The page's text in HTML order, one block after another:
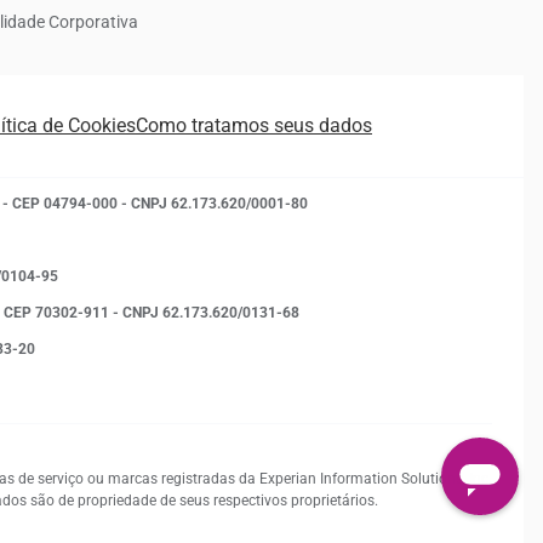
Corporativa
de CookiesComo tratamos seus dados
- CEP 04794-000 - CNPJ 62.173.620/0001-80
0104-95
CEP 70302-911 - CNPJ 62.173.620/0131-68
20
de serviço ou marcas registradas da Experian Information Solutions, Inc.
são de propriedade de seus respectivos proprietários.